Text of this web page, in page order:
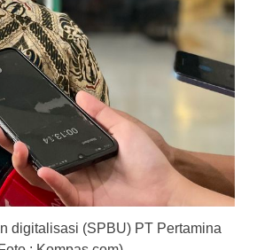
digitalisasi (SPBU) PT Pertamina